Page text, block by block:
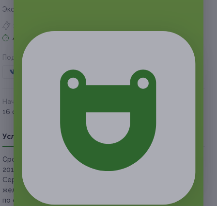
Экономия от 3 195 руб.
1 купон куплен
Акция завершена
Поделиться с друзьями
Начало действия
16 февраля 2018 г.
31 мая 2018 г.
Условия Описание Гарантии Адреса
Срок действия сертификатов:
с 16 февраля до 31 мая
2018 г. (включительно).
Сертификаты можно суммировать из расчета общего
желаемого количества суток пребывания,
по согласованию с администрацией гостиницы о наличии